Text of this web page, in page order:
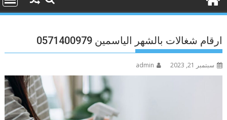
ارقام شغالات بالشهر الياسمين 0571400979
سبتمبر 21, 2023 admin